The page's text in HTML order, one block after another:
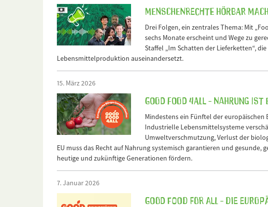
Menschenrechte hörbar
Drei Folgen, ein zentrales Thema: Mit
sechs Monate erscheint und Wege zu
Staffel „Im Schatten der Lieferketten“,
Lebensmittelproduktion auseinandersetzt.
15. März 2026
Good Food 4All - Nahrung
Mindestens ein Fünftel der
Industrielle Lebensmittelsysteme
Umweltverschmutzung, Verlust der
EU muss das Recht auf Nahrung systemisch garantieren und
heutige und zukünftige Generationen fördern.
7. Januar 2026
GOOD FOOD FOR ALL - Die